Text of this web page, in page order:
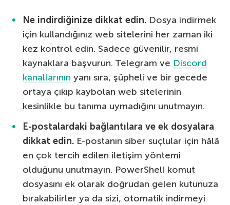
Ne indirdiğinize dikkat edin. Dosya indirmek
için kullandığınız web sitelerini her zaman iki
kez kontrol edin. Sadece güvenilir, resmi
kaynaklara başvurun. Telegram ve Discord
kanallarının yanı sıra, şüpheli ve bir gecede
ortaya çıkıp kaybolan web sitelerinin
kesinlikle bu tanıma uymadığını unutmayın.
E-postalardaki bağlantılara ve ek dosyalara
dikkat edin. E-postanın siber suçlular için hâlâ
en çok tercih edilen iletişim yöntemi
olduğunu unutmayın. PowerShell komut
dosyasını ek olarak doğrudan gelen kutunuza
bırakabilirler ya da sizi, otomatik indirmeyi